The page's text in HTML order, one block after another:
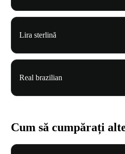
Lira sterlină
Real brazilian
Cum să cumpărați